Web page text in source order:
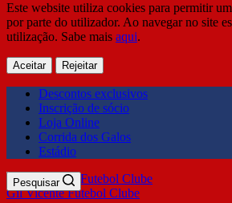
Este website utiliza cookies para permitir
por parte do utilizador. Ao navegar no site
utilização. Sabe mais aqui.
Aceitar Rejeitar
Descontos exclusivos
Inscrição de sócio
Loja Online
Corrida dos Galos
Estádio
Gil Vicente Futebol Clube
Pesquisar